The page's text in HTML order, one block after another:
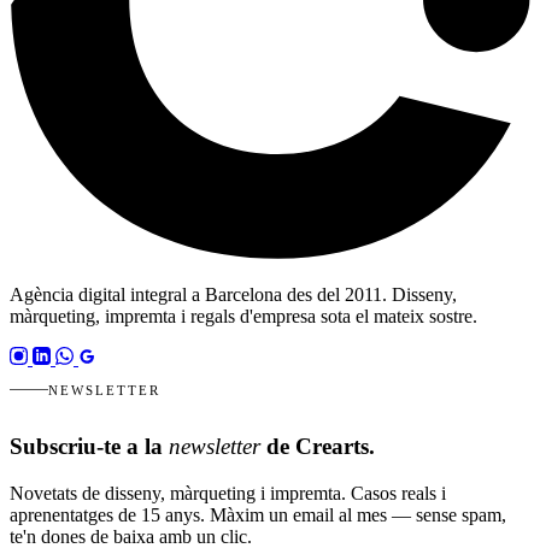
Agència digital integral a Barcelona des del 2011. Disseny,
màrqueting, impremta i regals d'empresa sota el mateix sostre.
NEWSLETTER
Subscriu-te a la newsletterde Crearts.
Novetats de disseny, màrqueting i impremta. Casos reals i
aprenentatges de 15 anys. Màxim un email al mes — sense spam,
te'n dones de baixa amb un clic.